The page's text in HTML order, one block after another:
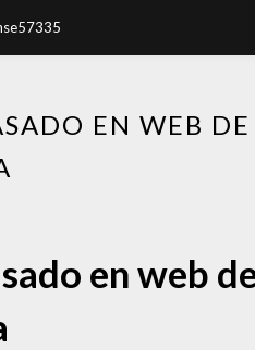
EN WEB DE
en web